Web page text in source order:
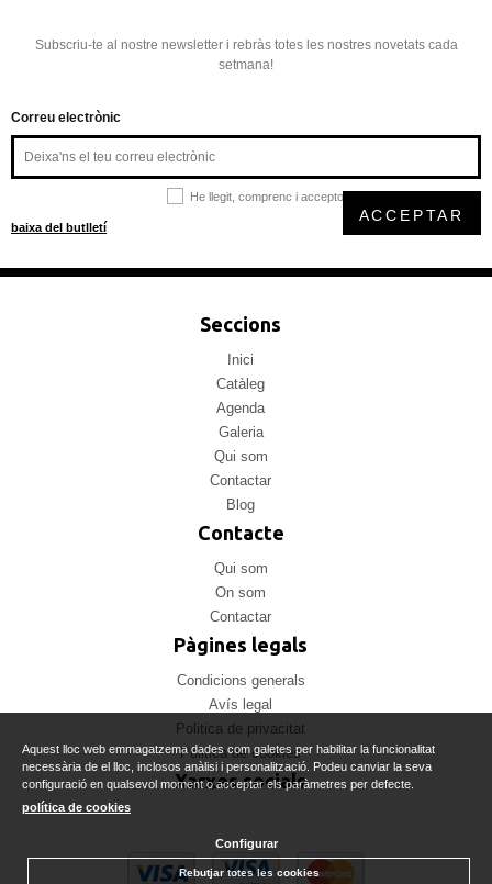
Subscriu-te al nostre newsletter i rebràs totes les nostres novetats cada
setmana!
Correu electrònic
He llegit, comprenc i accepto la
baixa del butlletí
ACCEPTAR
Seccions
Inici
Catàleg
Agenda
Galeria
Qui som
Contactar
Blog
Contacte
Qui som
On som
Contactar
Pàgines legals
Condicions generals
Avís legal
Politica de privacitat
Politica de cookies
Xarxes socials
Aquest lloc web emmagatzema dades com galetes per habilitar la funcionalitat
necessària de el lloc, inclosos anàlisi i personalització. Podeu canviar la seva
configuració en qualsevol moment o acceptar els paràmetres per defecte.
política de cookies
Configurar
Rebutjar totes les cookies